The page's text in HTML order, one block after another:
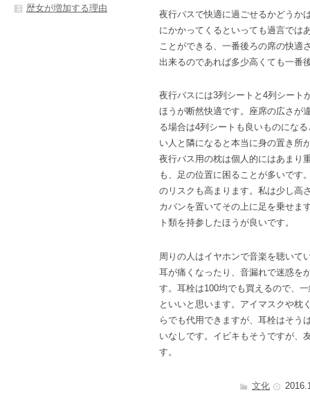
夜行バスで快適に過ごせるかどうか
にかかってくるといっても過言では
ことができる、一番後ろの席の快適
出来るのであれば多少高くても一番
夜行バスには3列シートと4列シート
ほうが断然快適です。座席の広さが
る場合は4列シートも良いものにな
い人と隣になると本当に身の置き所
夜行バス用の枕は個人的にはあまり
も、足の位置に困ることが多いです
のリスクも高まります。私は少し高
カバンを置いてその上に足を乗せま
ト類を持参したほうが良いです。
周りの人はイヤホンで音楽を聴いて
耳が痛くなったり、音漏れで迷惑を
す。耳栓は100均でも買えるので、
といいと思います。アイマスクや枕
らでも代用できますが、耳栓はそう
いなしです。イビキもそうですが、
す。
文化
歴女が増加する理由